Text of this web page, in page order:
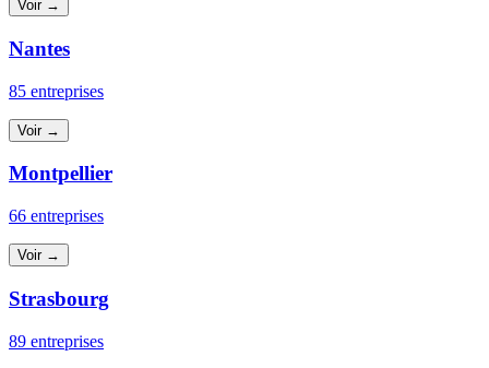
Voir →
Nantes
85 entreprises
Voir →
Montpellier
66 entreprises
Voir →
Strasbourg
89 entreprises